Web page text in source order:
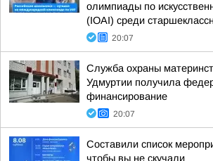
олимпиады по
(IOAI) среди
20:07
Служба охраны
Удмуртии получила
финансирование
20:07
Составили список
чтобы вы не скучали